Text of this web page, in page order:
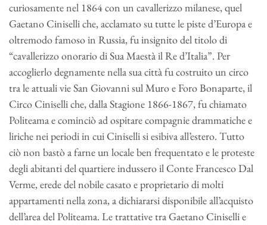
curiosamente nel 1864 con un cavallerizzo milanese, quel
Gaetano Ciniselli che, acclamato su tutte le piste d’Europa e
oltremodo famoso in Russia, fu insignito del titolo di
“cavallerizzo onorario di Sua Maestà il Re d’Italia”. Per
accoglierlo degnamente nella sua città fu costruito un circo
tra le attuali vie San Giovanni sul Muro e Foro Bonaparte, il
Circo Ciniselli che, dalla Stagione 1866-1867, fu chiamato
Politeama e cominciò ad ospitare compagnie drammatiche e
liriche nei periodi in cui Ciniselli si esibiva all’estero. Tutto
ciò non bastò a farne un locale ben frequentato e le proteste
degli abitanti del quartiere indussero il Conte Francesco Dal
Verme, erede del nobile casato e proprietario di molti
appartamenti nella zona, a dichiararsi disponibile all’acquisto
dell’area del Politeama. Le trattative tra Gaetano Ciniselli e